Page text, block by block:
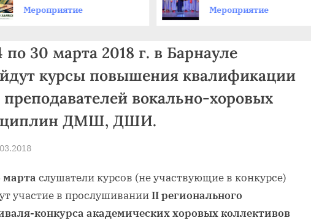
Toggle
menu
фестиваль
Мероприятие
краевого фестиваля
Мероприятие
по 30 марта 2018 г. в Барнауле
курсы повышения квалификации
вокально-хоровых
ДМШ, ДШИ.
марта слушатели курсов (не участвующие в конкурсе)
участие в прослушиванииIIрегионального
конкурса академических хоровых коллективов